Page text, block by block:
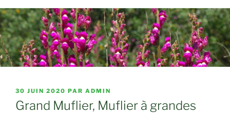
PUBLIÉ
LE
30 JUIN 2020 PAR ADMIN
Grand Muflier, Muflier à grandes